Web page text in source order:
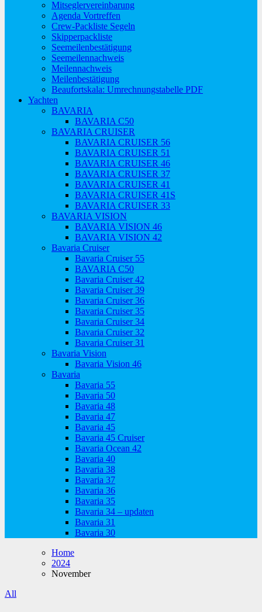
Mitseglervereinbarung
Agenda Vortreffen
Crew-Packliste Segeln
Skipperpackliste
Seemeilenbestätigung
Seemeilennachweis
Meilennachweis
Meilenbestätigung
Beaufortskala: Umrechnungstabelle PDF
Yachten
BAVARIA
BAVARIA C50
BAVARIA CRUISER
BAVARIA CRUISER 56
BAVARIA CRUISER 51
BAVARIA CRUISER 46
BAVARIA CRUISER 37
BAVARIA CRUISER 41
BAVARIA CRUISER 41S
BAVARIA CRUISER 33
BAVARIA VISION
BAVARIA VISION 46
BAVARIA VISION 42
Bavaria Cruiser
Bavaria Cruiser 55
BAVARIA C50
Bavaria Cruiser 42
Bavaria Cruiser 39
Bavaria Cruiser 36
Bavaria Cruiser 35
Bavaria Cruiser 34
Bavaria Cruiser 32
Bavaria Cruiser 31
Bavaria Vision
Bavaria Vision 46
Bavaria
Bavaria 55
Bavaria 50
Bavaria 48
Bavaria 47
Bavaria 45
Bavaria 45 Cruiser
Bavaria Ocean 42
Bavaria 40
Bavaria 38
Bavaria 37
Bavaria 36
Bavaria 35
Bavaria 34 – updaten
Bavaria 31
Bavaria 30
Home
2024
November
All